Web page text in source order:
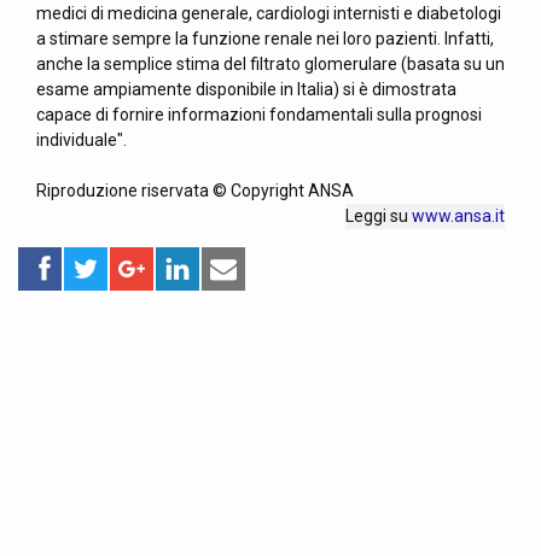
medici di medicina generale, cardiologi internisti e diabetologi
a stimare sempre la funzione renale nei loro pazienti. Infatti,
anche la semplice stima del filtrato glomerulare (basata su un
esame ampiamente disponibile in Italia) si è dimostrata
capace di fornire informazioni fondamentali sulla prognosi
individuale".
Riproduzione riservata © Copyright ANSA
Leggi su www.ansa.it